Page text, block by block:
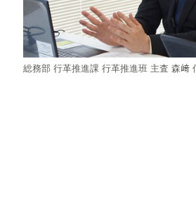
総務部 行革推進課 行革推進班 主査 森﨑